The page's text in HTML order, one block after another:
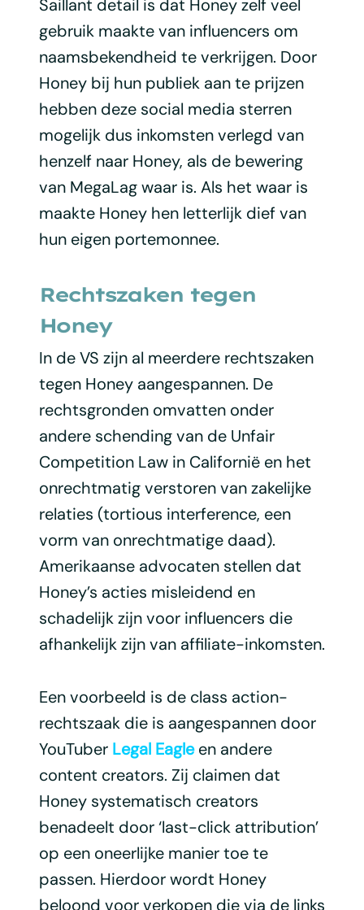
Saillant detail is dat Honey zelf veel
gebruik maakte van influencers om
naamsbekendheid te verkrijgen. Door
Honey bij hun publiek aan te prijzen
hebben deze social media sterren
mogelijk dus inkomsten verlegd van
henzelf naar Honey, als de bewering
van MegaLag waar is. Als het waar is
maakte Honey hen letterlijk dief van
hun eigen portemonnee.
Rechtszaken tegen
Honey
In de VS zijn al meerdere rechtszaken
tegen Honey aangespannen. De
rechtsgronden omvatten onder
andere schending van de Unfair
Competition Law in Californië en het
onrechtmatig verstoren van zakelijke
relaties (tortious interference, een
vorm van onrechtmatige daad).
Amerikaanse advocaten stellen dat
Honey’s acties misleidend en
schadelijk zijn voor influencers die
afhankelijk zijn van affiliate-inkomsten.
Een voorbeeld is de class action-
rechtszaak die is aangespannen door
YouTuber Legal Eagleen andere
content creators. Zij claimen dat
Honey systematisch creators
benadeelt door ‘last-click attribution’
op een oneerlijke manier toe te
passen. Hierdoor wordt Honey
beloond voor verkopen die via de links